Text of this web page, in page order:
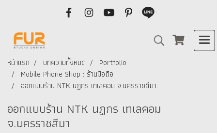
หน้าแรก บทความทั้งหมด
Portfolio
Mobile Phone Shop : ร้านมือถือ
ออกแบบร้าน NTK นฏกร เทเลคอม จ.นครราชสีมา
ออกแบบร้าน NTK นฏกร เทเลคอม
จ.นครราชสีมา